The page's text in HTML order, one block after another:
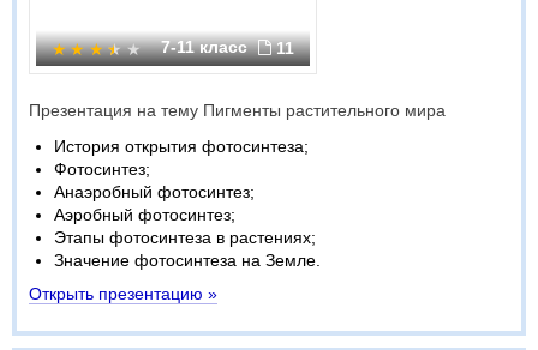
7-11 класс 11
Презентация на тему Пигменты растительного мира
История открытия фотосинтеза;
Фотосинтез;
Анаэробный фотосинтез;
Аэробный фотосинтез;
Этапы фотосинтеза в растениях;
Значение фотосинтеза на Земле.
Открыть презентацию »